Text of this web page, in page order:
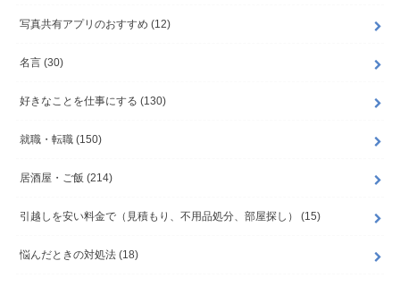
写真共有アプリのおすすめ (12)
名言 (30)
好きなことを仕事にする (130)
就職・転職 (150)
居酒屋・ご飯 (214)
引越しを安い料金で（見積もり、不用品処分、部屋探し） (15)
悩んだときの対処法 (18)